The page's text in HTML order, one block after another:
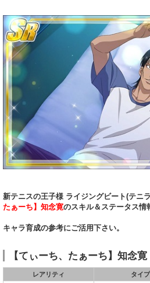
新テニスの王子様 ライジングビート(テニ
たぁーち】知念寛のスキル＆ステータス情
キャラ育成の参考にご活用下さい。
【てぃーち、たぁーち】知念寛
レアリティ タイプ